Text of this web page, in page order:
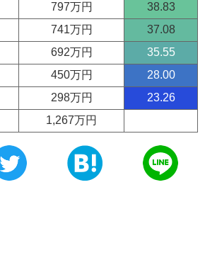
797万円
38.83
741万円
37.08
692万円
35.55
450万円
28.00
298万円
23.26
1,267万円